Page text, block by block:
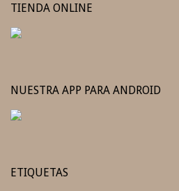
TIENDA ONLINE
NUESTRA APP PARA ANDROID
ETIQUETAS